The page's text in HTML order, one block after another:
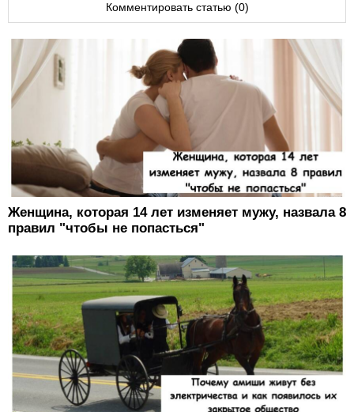
Комментировать статью (0)
Женщина, которая 14 лет изменяет мужу, назвала 8
правил "чтобы не попасться"